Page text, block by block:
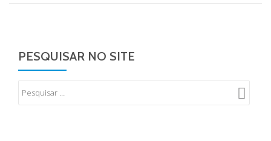
PESQUISAR NO SITE